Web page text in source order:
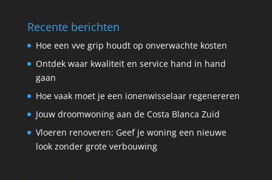
Recente berichten
Hoe een vve grip houdt op onverwachte kosten
Ontdek waar kwaliteit en service hand in hand
gaan
Hoe vaak moet je een ionenwisselaar regenereren
Jouw droomwoning aan de Costa Blanca Zuid
Vloeren renoveren: Geef je woning een nieuwe
look zonder grote verbouwing